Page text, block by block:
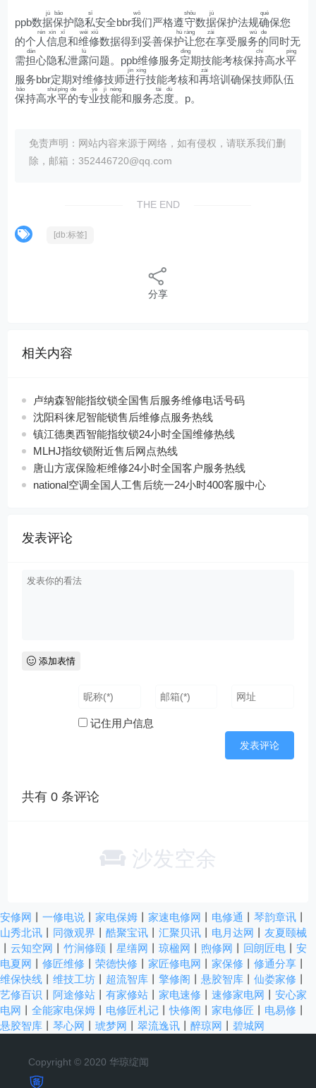
ppb数据
jù
保
bǎo
护隐私
sī
安全bbr我
wǒ
们严格遵守
shǒu
数据
jù
保护法规确
què
保您
的个 人
rén
信
xìn
息
xī
和维
wéi
修
xiū
数据得到妥善保护
hù
让
ràng
您在
zài
享受服务
wù
的
de
同时无
需担
dān
心隐私泄露
lù
问题。ppb维修服务定
dìng
期技能考核保持
chí
高水平
píng
服务bbr定期对维修技师进
jìn
行
xíng
技能考核和再
zài
培训确保技师队伍
保
bǎo
持高水
shuǐ
平
píng
的
de
专业
yè
技
jì
能
néng
和服务态
tài
度
dù
。p。
免责声明：网站内容来源于网络，如有侵权，请联系我们删
除，邮箱：352446720@qq.com
THE END
[db:标签]
分享
相关内容
卢纳森智能指纹锁全国售后服务维修电话号码
沈阳科徕尼智能锁售后维修点服务热线
镇江德奥西智能指纹锁24小时全国维修热线
MLHJ指纹锁附近售后网点热线
唐山方宬保险柜维修24小时全国客户服务热线
national空调全国人工售后统一24小时400客服中心
发表评论
添加表情
记住用户信息
共有0 条评论
沙发空余
安修网 一修电说 家电保姆 家速电修网 电修通 琴韵章讯
山秀北讯
同微观界 酷聚宝讯 汇聚贝讯 电月达网
友夏颐械
云知空网 竹涧修颐 星缮网 琼楹网 煦修网 回朗匠电
安
电夏网
修匠维修 荣德快修 家匠修电网 家保修 修通分享
维保快线
维技工坊 超流智库 擎修阁 悬胶智库 仙娄家修
艺修百识
阿途修站 有家修站 家电速修 速修家电网
安心家
电网
全能家电保姆 电修匠札记 丨快修阁 家电修匠 电易修
悬胶智库
琴心网 琥梦网 翠流逸讯 醉琼网 碧城网
Copyright © 2020 华琼绽闻